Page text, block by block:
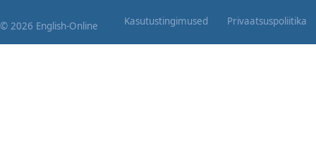
© 2026 English-Online Kasutustingimused Privaatsuspoliitika